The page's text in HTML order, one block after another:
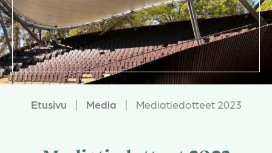
Etusivu | Media | Mediatiedotteet 2023